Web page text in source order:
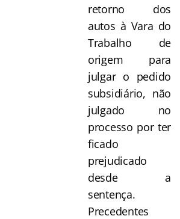
retorno dos
autos à Vara do
Trabalho de
origem para
julgar o pedido
subsidiário, não
julgado no
processo por ter
ficado
prejudicado
desde a
sentença.
Precedentes